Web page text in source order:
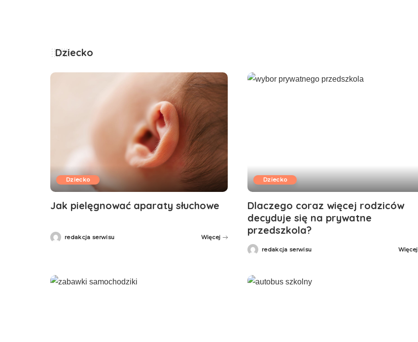
Dziecko
Dziecko
Jak pielęgnować aparaty słuchowe
redakcja serwisu Więcej
Dziecko
Dlaczego coraz więcej rodziców
decyduje się na prywatne
przedszkola?
redakcja serwisu Więcej